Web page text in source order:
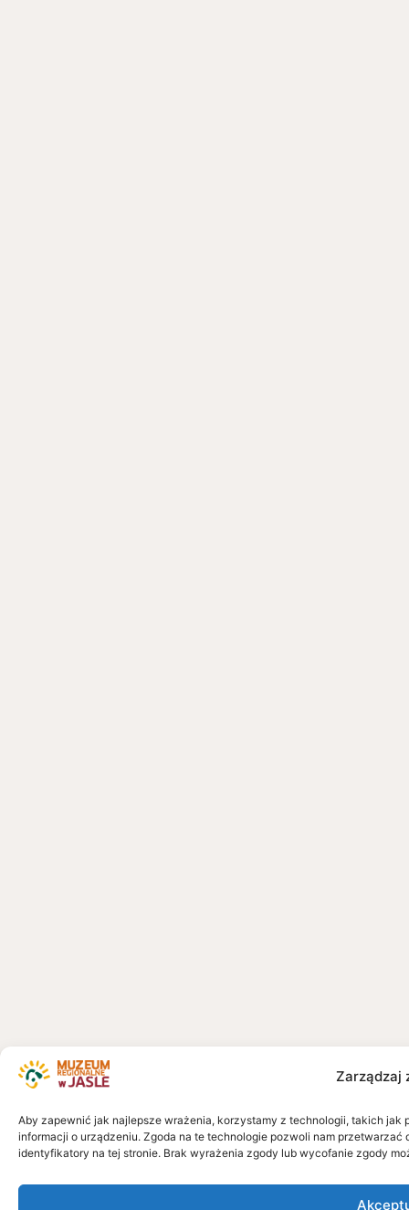
Zarządzaj
Aby zapewnić jak najlepsze wrażenia, korzystamy z technologii, takich
informacji o urządzeniu. Zgoda na te technologie pozwoli nam
identyfikatory na tej stronie. Brak wyrażenia zgody lub wycofanie zgody